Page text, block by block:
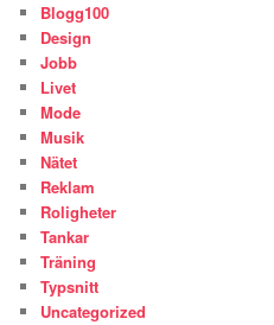
Blogg100
Design
Jobb
Livet
Mode
Musik
Nätet
Reklam
Roligheter
Tankar
Träning
Typsnitt
Uncategorized